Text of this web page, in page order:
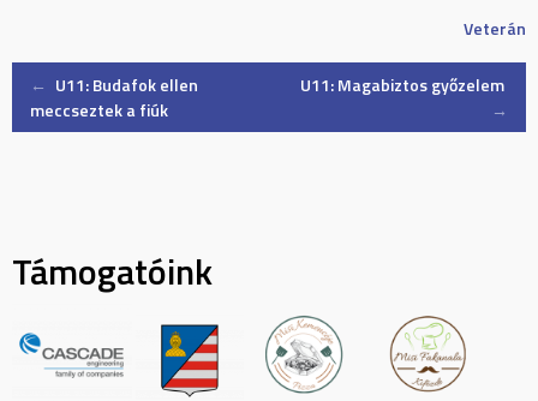
Veterán
Post
← U11: Budafok ellen
meccseztek a fiúk
U11: Magabiztos győzelem
→
Támogatóink